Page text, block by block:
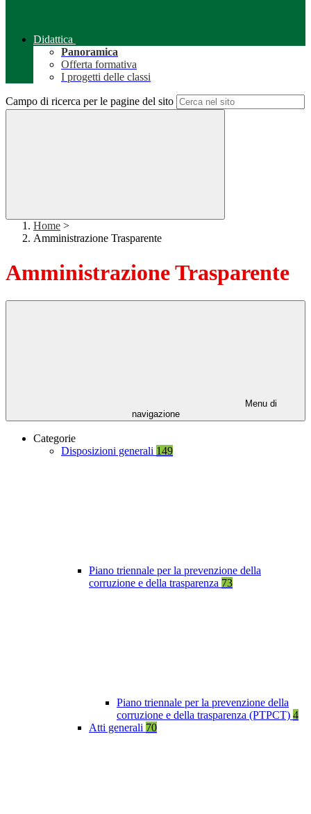
Didattica
Panoramica
Offerta formativa
I progetti delle classi
Campo di ricerca per le pagine del sito
Home >
Amministrazione Trasparente
Amministrazione Trasparente
Menu di
navigazione
Categorie
Disposizioni generali 149
Piano triennale per la prevenzione della
corruzione e della trasparenza 73
Piano triennale per la prevenzione della
corruzione e della trasparenza (PTPCT) 4
Atti generali 70